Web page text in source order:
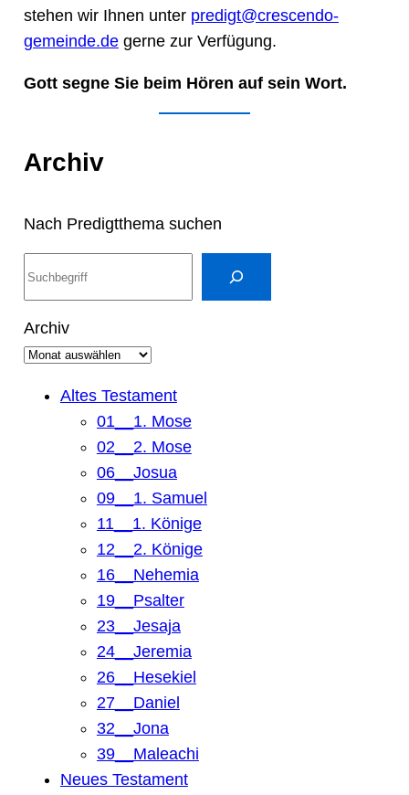
stehen wir Ihnen unter predigt@crescendo-
gemeinde.degerne zur Verfügung.
Gott segne Sie beim Hören auf sein Wort.
Archiv
Nach Predigtthema suchen
h
e
Archiv
Altes Testament
01__1. Mose
02__2. Mose
06__Josua
09__1. Samuel
11__1. Könige
12__2. Könige
16__Nehemia
19__Psalter
23__Jesaja
24__Jeremia
26__Hesekiel
27__Daniel
32__Jona
39__Maleachi
Neues Testament